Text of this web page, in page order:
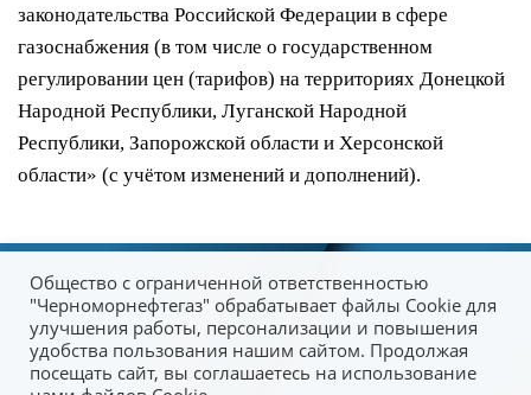
законодательства Российской Федерации в сфере
газоснабжения (в том числе о государственном
регулировании цен (тарифов) на территориях Донецкой
Народной Республики, Луганской Народной
Республики, Запорожской области и Херсонской
области» (с учётом изменений и дополнений).
Общество с ограниченной ответственностью
"Черноморнефтегаз" обрабатывает файлы Cookie для
улучшения работы, персонализации и повышения
удобства пользования нашим сайтом. Продолжая
посещать сайт, вы соглашаетесь на использование